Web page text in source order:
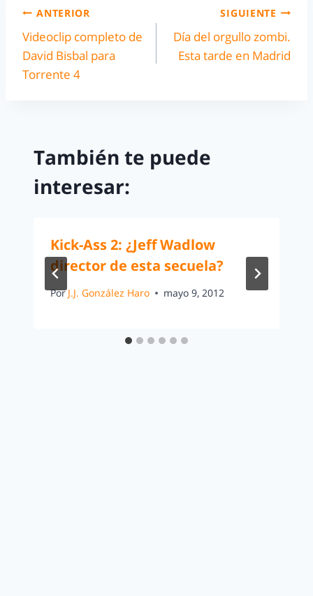
ANTERIOR
Videoclip completo de
David Bisbal para
Torrente 4
SIGUIENTE
Día del orgullo zombi.
Esta tarde en Madrid
También te puede
interesar:
Kick-Ass 2: ¿Jeff Wadlow
director de esta secuela?
Por J.J. González Haro mayo 9, 2012